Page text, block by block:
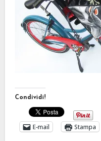
Condividi!
E-mail
Stampa